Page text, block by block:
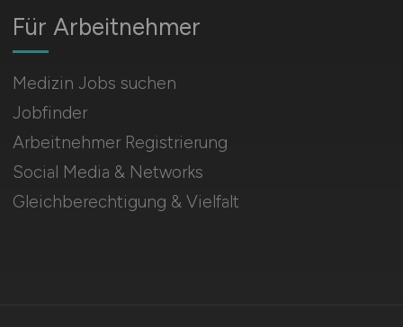
Für Arbeitnehmer
Medizin Jobs suchen
Jobfinder
Arbeitnehmer Registrierung
Social Media & Networks
Gleichberechtigung & Vielfalt